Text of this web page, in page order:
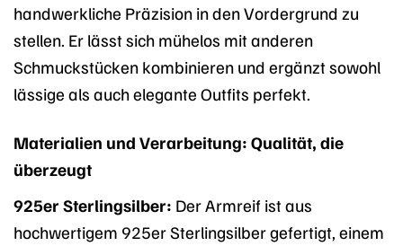
handwerkliche Präzision in den Vordergrund zu
stellen. Er lässt sich mühelos mit anderen
Schmuckstücken kombinieren und ergänzt sowohl
lässige als auch elegante Outfits perfekt.
Materialien und Verarbeitung: Qualität, die
überzeugt
925er Sterlingsilber: Der Armreif ist aus
hochwertigem 925er Sterlingsilber gefertigt, einem